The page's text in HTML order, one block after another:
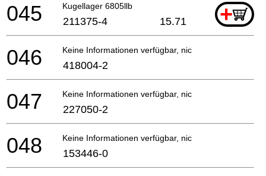
Kugellager 6805llb +
045 211375-4 15.71
Keine Informationen verfügbar, nicht bestellbar
046 418004-2
Keine Informationen verfügbar, nicht bestellbar
047 227050-2
Keine Informationen verfügbar, nicht bestellbar
048 153446-0